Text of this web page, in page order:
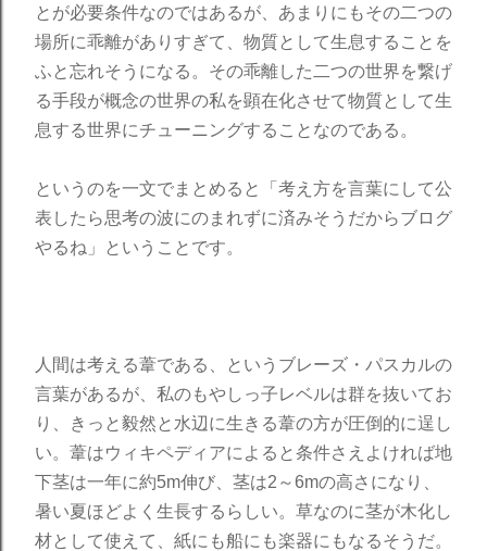
とが必要条件なのではあるが、あまりにもその二つの
場所に乖離がありすぎて、物質として生息することを
ふと忘れそうになる。その乖離した二つの世界を繋げ
る手段が概念の世界の私を顕在化させて物質として生
息する世界にチューニングすることなのである。
というのを一文でまとめると「考え方を言葉にして公
表したら思考の波にのまれずに済みそうだからブログ
やるね」ということです。
人間は考える葦である、というブレーズ・パスカルの
言葉があるが、私のもやしっ子レベルは群を抜いてお
り、きっと毅然と水辺に生きる葦の方が圧倒的に逞し
い。葦はウィキペディアによると条件さえよければ地
下茎は一年に約5m伸び、茎は2～6mの高さになり、
暑い夏ほどよく生長するらしい。草なのに茎が木化し
材として使えて、紙にも船にも楽器にもなるそうだ。